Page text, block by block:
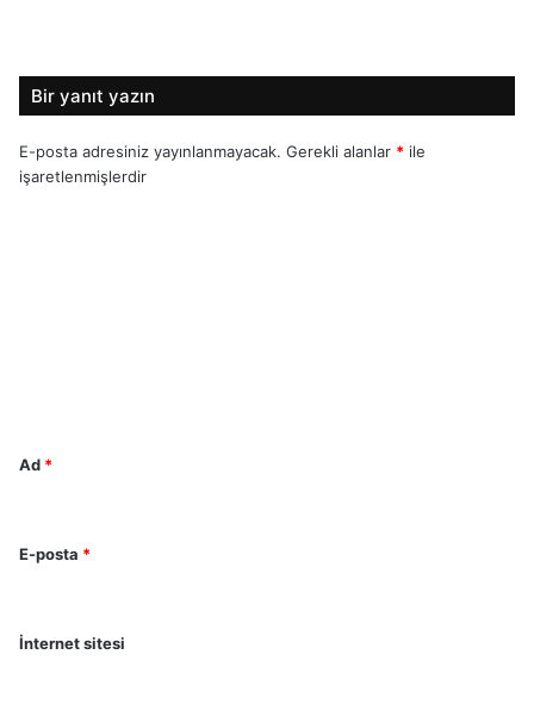
Bir yanıt yazın
E-posta adresiniz yayınlanmayacak. Gerekli alanlar * ile
işaretlenmişlerdir
Ad *
E-posta *
İnternet sitesi